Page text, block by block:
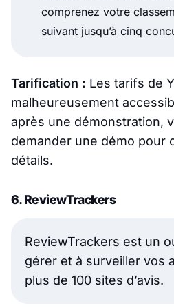
comprenez votre
suivant jusqu’à cinq
Tarification : Les tarifs de
malheureusement
après une démonstration,
demander une démo pour
détails.
6. ReviewTrackers
ReviewTrackers est un
gérer et à surveiller vos
plus de 100 sites d’avis.